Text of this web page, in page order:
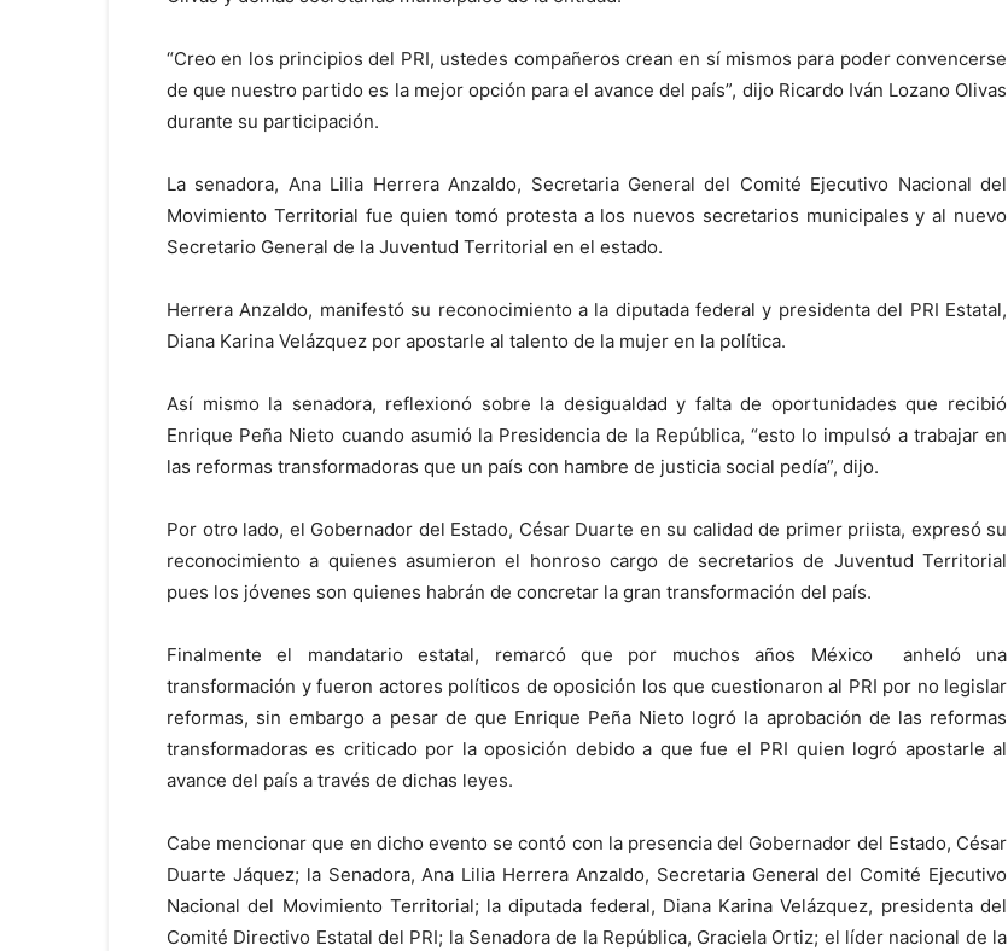
“Creo en los principios del PRI, ustedes compañeros crean en sí mismos para poder convencerse
de que nuestro partido es la mejor opción para el avance del país”, dijo Ricardo Iván Lozano Olivas
durante su participación.
La senadora, Ana Lilia Herrera Anzaldo, Secretaria General del Comité Ejecutivo Nacional del
Movimiento Territorial fue quien tomó protesta a los nuevos secretarios municipales y al nuevo
Secretario General de la Juventud Territorial en el estado.
Herrera Anzaldo, manifestó su reconocimiento a la diputada federal y presidenta del PRI Estatal,
Diana Karina Velázquez por apostarle al talento de la mujer en la política.
Así mismo la senadora, reflexionó sobre la desigualdad y falta de oportunidades que recibió
Enrique Peña Nieto cuando asumió la Presidencia de la República, “esto lo impulsó a trabajar en
las reformas transformadoras que un país con hambre de justicia social pedía”, dijo.
Por otro lado, el Gobernador del Estado, César Duarte en su calidad de primer priista, expresó su
reconocimiento a quienes asumieron el honroso cargo de secretarios de Juventud Territorial
pues los jóvenes son quienes habrán de concretar la gran transformación del país.
Finalmente el mandatario estatal, remarcó que por muchos años México anheló una
transformación y fueron actores políticos de oposición los que cuestionaron al PRI por no legislar
reformas, sin embargo a pesar de que Enrique Peña Nieto logró la aprobación de las reformas
transformadoras es criticado por la oposición debido a que fue el PRI quien logró apostarle al
avance del país a través de dichas leyes.
Cabe mencionar que en dicho evento se contó con la presencia del Gobernador del Estado, César
Duarte Jáquez; la Senadora, Ana Lilia Herrera Anzaldo, Secretaria General del Comité Ejecutivo
Nacional del Movimiento Territorial; la diputada federal, Diana Karina Velázquez, presidenta del
Comité Directivo Estatal del PRI; la Senadora de la República, Graciela Ortiz; el líder nacional de la